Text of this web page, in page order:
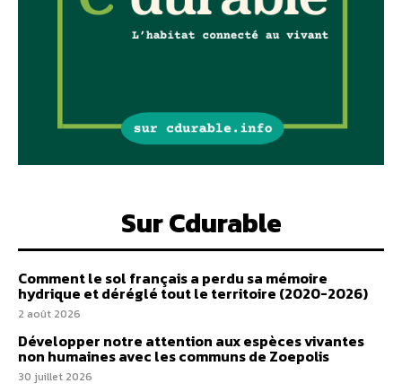
Sur Cdurable
Comment le sol français a perdu sa mémoire
hydrique et déréglé tout le territoire (2020-2026)
2 août 2026
Développer notre attention aux espèces vivantes
non humaines avec les communs de Zoepolis
30 juillet 2026